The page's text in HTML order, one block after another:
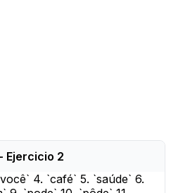
Ejercicio 2
4. `café` 5. `saúde` 6.